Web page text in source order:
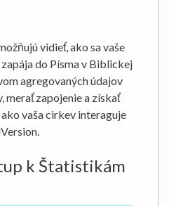
vidieť, ako sa vaše
do Písma v Biblickej
agregovaných údajov
merať zapojenie a získať
vaša cirkev interaguje
k Štatistikám